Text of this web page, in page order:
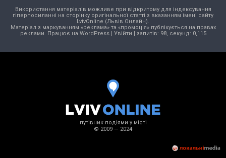
Використання матеріалів можливе при відкритому для індексування
гіперпосиланні на сторінку оригінальної статті з вказанням імені сайту
LvivOnline (Львів Онлайн).
Матеріал з маркуванням «реклама» та «промоція» публікується на правах
реклами. Працює на WordPress| Увійти | запитів: 98, секунд: 0,115
путівник подіями у місті
© 2009 — 2024